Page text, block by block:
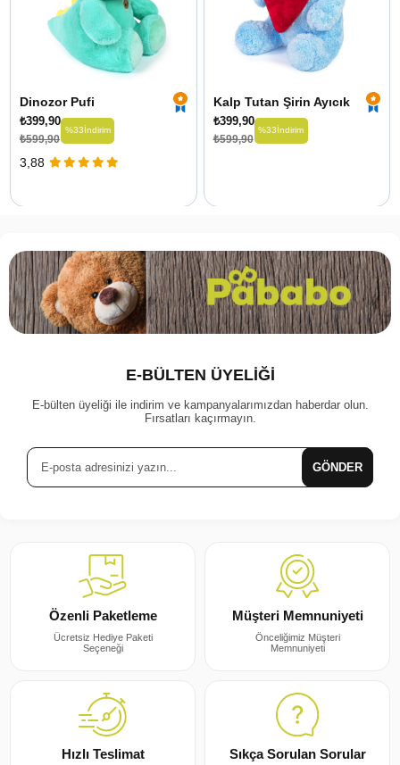
Dinozor Pufi
₺399,90
₺599,90
%33 İndirim
3,88
Kalp Tutan Şirin Ayıcık
₺399,90
₺599,90
%33 İndirim
E-BÜLTEN ÜYELİĞİ
E-bülten üyeliği ile indirim ve kampanyalarımızdan haberdar olun.
Fırsatları kaçırmayın.
GÖNDER
Özenli Paketleme
Ücretsiz Hediye Paketi
Seçeneği
Müşteri Memnuniyeti
Önceliğimiz Müşteri
Memnuniyeti
Hızlı Teslimat Sıkça Sorulan Sorular